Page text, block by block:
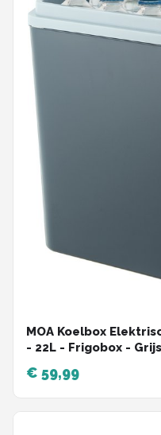
MOA Koelbox
- 22L - Frigobox - Grijs
€ 59,99